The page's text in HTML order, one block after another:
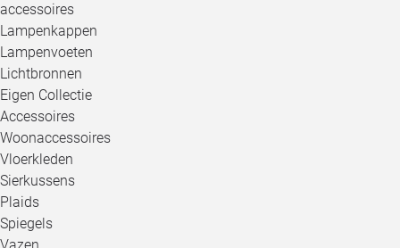
accessoires
Lampenkappen
Lampenvoeten
Lichtbronnen
Eigen Collectie
Accessoires
Woonaccessoires
Vloerkleden
Sierkussens
Plaids
Spiegels